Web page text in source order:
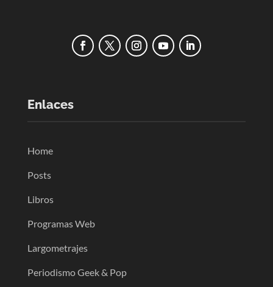
Enlaces
Home
Posts
Libros
Programas Web
Largometrajes
Periodismo Geek & Pop